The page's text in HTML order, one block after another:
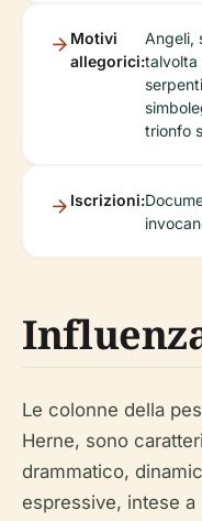
Motivi
allegorici:
Angeli,
talvolta
trionfo
Iscrizioni:
Le colonne della
Herne, sono
drammatico,
espressive, intese